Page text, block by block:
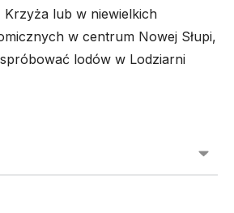
Krzyża lub w niewielkich
w centrum Nowej Słupi,
lodów w Lodziarni